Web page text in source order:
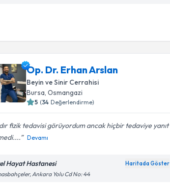
Op. Dr. Erhan Arslan
Beyin ve Sinir Cerrahisi
Bursa , Osmangazi
5 (34 Değerlendirme)
fizik tedavisi görüyordum ancak hiçbir tedaviye yanıt
Devamı
Hayat Hastanesi Haritada Göster
Ankara Yolu Cd No: 44